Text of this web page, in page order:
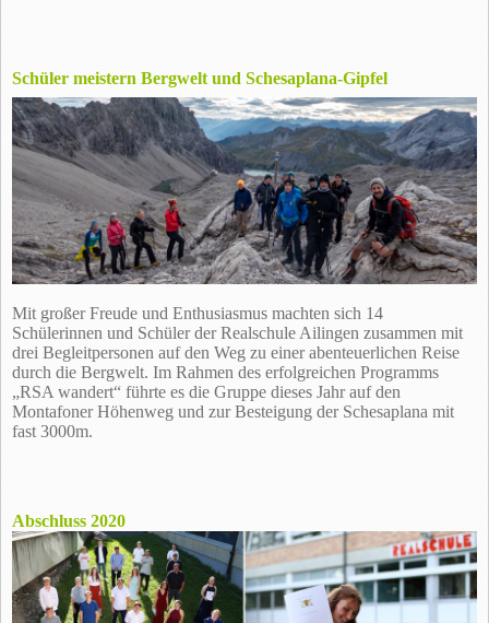
Schüler meistern Bergwelt und Schesaplana-Gipfel
Mit großer Freude und Enthusiasmus machten sich 14
Schülerinnen und Schüler der Realschule Ailingen zusammen mit
drei Begleitpersonen auf den Weg zu einer abenteuerlichen Reise
durch die Bergwelt. Im Rahmen des erfolgreichen Programms
„RSA wandert“ führte es die Gruppe dieses Jahr auf den
Montafoner Höhenweg und zur Besteigung der Schesaplana mit
fast 3000m.
Abschluss 2020